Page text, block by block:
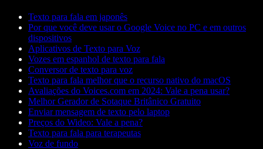
Texto para fala em japonês
Por que você deve usar o Google Voice no PC e em outros
dispositivos
Aplicativos de Texto para Voz
Vozes em espanhol de texto para fala
Conversor de texto para voz
Texto para fala melhor que o recurso nativo do macOS
Avaliações do Voices.com em 2024: Vale a pena usar?
Melhor Gerador de Sotaque Britânico Gratuito
Enviar mensagem de texto pelo laptop
Preços do Wideo: Vale a pena?
Texto para fala para terapeutas
Voz de fundo